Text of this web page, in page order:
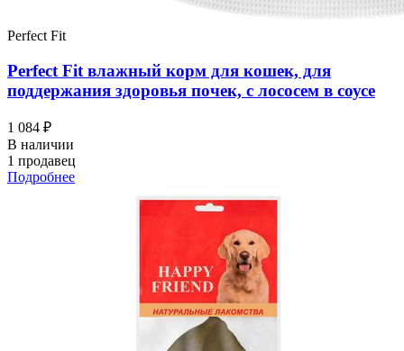
Perfect Fit
Perfect Fit влажный корм для кошек, для
поддержания здоровья почек, с лососем в соусе
1 084 ₽
В наличии
1 продавец
Подробнее